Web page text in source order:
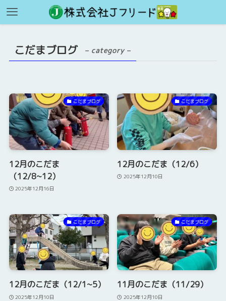
こだまブログ – category –
こだまブログ
12月のこだま
（12/8~12）
2025年12月16日
こだまブログ
12月のこだま（12/6）
2025年12月10日
こだまブログ
12月のこだま（12/1~5）
2025年12月10日
こだまブログ
11月のこだま（11/29）
2025年12月10日